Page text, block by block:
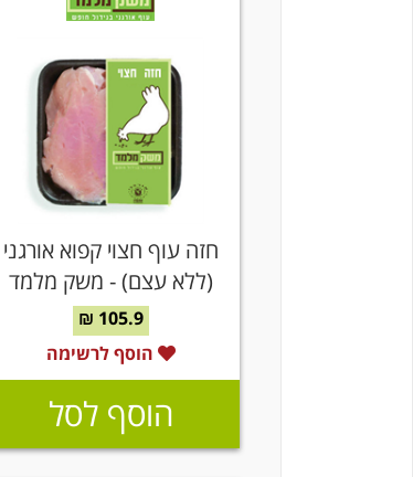
חזה עוף חצוי קפוא אורגני
(ללא עצם) - משק מלמד
105.9 ₪
הוסף לרשימה
הוסף לסל